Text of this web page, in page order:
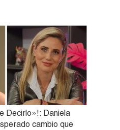
Decirlo»!: Daniela
cambio que